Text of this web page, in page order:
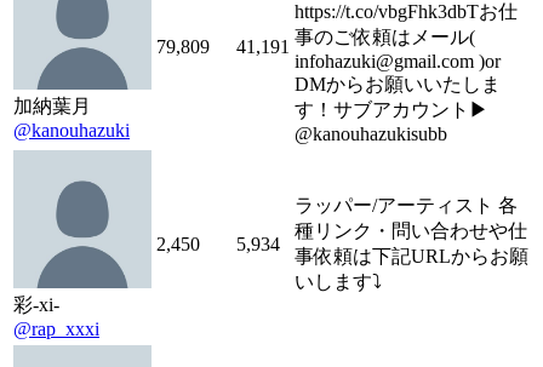
加納葉月
@kanouhazuki
79,809 41,191
https://t.co/vbgFhk3dbTお仕
事のご依頼はメール(
infohazuki@gmail.com )or
DMからお願いいたしま
す！サブアカウント▶︎
@kanouhazukisubb
彩-xi-
@rap_xxxi
2,450 5,934
ラッパー/アーティスト 各
種リンク・問い合わせや仕
事依頼は下記URLからお願
いします⤵︎